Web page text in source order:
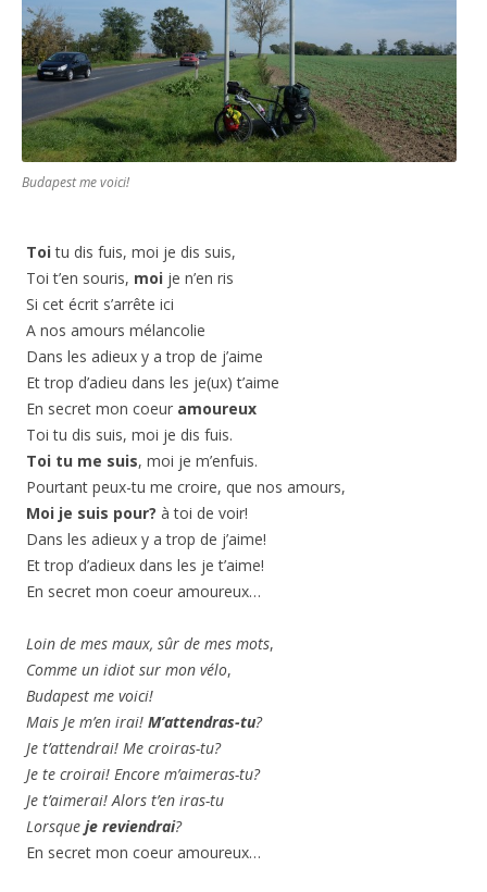
Budapest me voici!
Toitu dis fuis, moi je dis suis,
Toi t’en souris, moi je n’en ris
Si cet écrit s’arrête ici
A nos amours mélancolie
Dans les adieux y a trop de j’aime
Et trop d’adieu dans les je(ux) t’aime
En secret mon coeur amoureux
Toi tu dis suis, moi je dis fuis.
Toi tu me suis, moi je m’enfuis.
Pourtant peux-tu me croire, que nos amours,
Moi je suis pour? à toi de voir!
Dans les adieux y a trop de j’aime!
Et trop d’adieux dans les je t’aime!
En secret mon coeur amoureux…
Loin de mes maux, sûr de mes mots,
Comme un idiot sur mon vélo,
Budapest me voici!
Mais Je m’en irai! M’attendras-tu?
Je t’attendrai! Me croiras-tu?
Je te croirai! Encore m’aimeras-tu?
Je t’aimerai! Alors t’en iras-tu
Lorsque je reviendrai?
En secret mon coeur amoureux…